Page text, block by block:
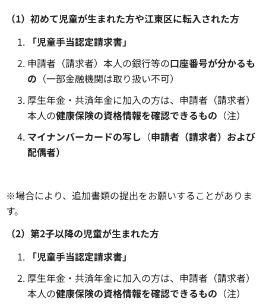
（1）初めて児童が生まれた方や江東区に転入された方
「児童手当認定請求書」
申請者（請求者）本人の銀行等の口座番号が分かるも
の （一部金融機関は取り扱い不可）
厚生年金・共済年金に加入の方は、申請者（請求者）
本人の健康保険の資格情報を確認できるもの （注）
マイナンバーカードの写し （申請者（請求者）および
配偶者）
※場合により、追加書類の提出をお願いすることがありま
す。
（2）第2子以降の児童が生まれた方
「児童手当認定請求書」
厚生年金・共済年金に加入の方は、申請者（請求者）
本人の健康保険の資格情報を確認できるもの （注）